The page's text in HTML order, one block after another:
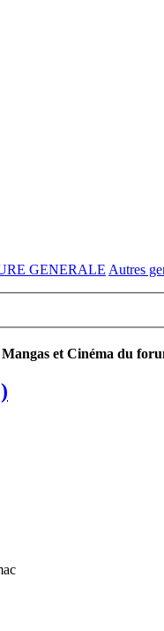
GENERALE Autres
et Cinéma du